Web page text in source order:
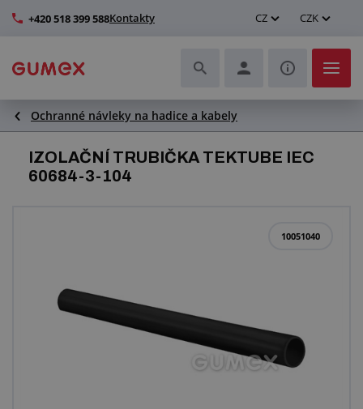
+420 518 399 588Kontakty CZ CZK
Hadice a jejich kompletace
Profily a výroba těsnění
Zlepšení pracovního prostředí
Další pryžové a plastové výrobky
Ochranné návleky na hadice a kabely
IZOLAČNÍ TRUBIČKA TEKTUBE IEC
60684-3-104
10051040